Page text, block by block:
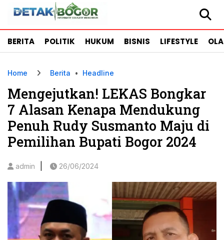
BERITA POLITIK HUKUM BISNIS LIFESTYLE
Home Berita • Headline
Mengejutkan! LEKAS Bongkar
7 Alasan Kenapa Mendukung
Penuh Rudy Susmanto Maju di
Pemilihan Bupati Bogor 2024
admin 26/06/2024